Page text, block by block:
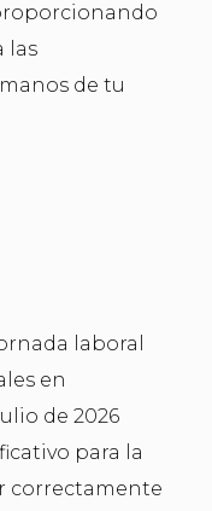
las
de tu
laboral
en
de 2026
para la
correctamente